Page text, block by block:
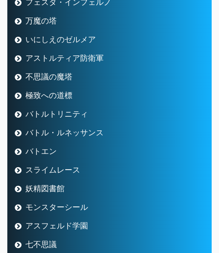
万魔の塔
いにしえのゼルメア
アストルティア防衛軍
不思議の魔塔
極致への道標
バトルトリニティ
バトル・ルネッサンス
バトエン
スライムレース
妖精図書館
モンスターシール
アスフェルド学園
七不思議